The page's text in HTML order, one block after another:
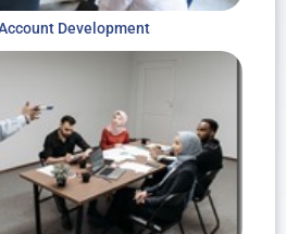
Development